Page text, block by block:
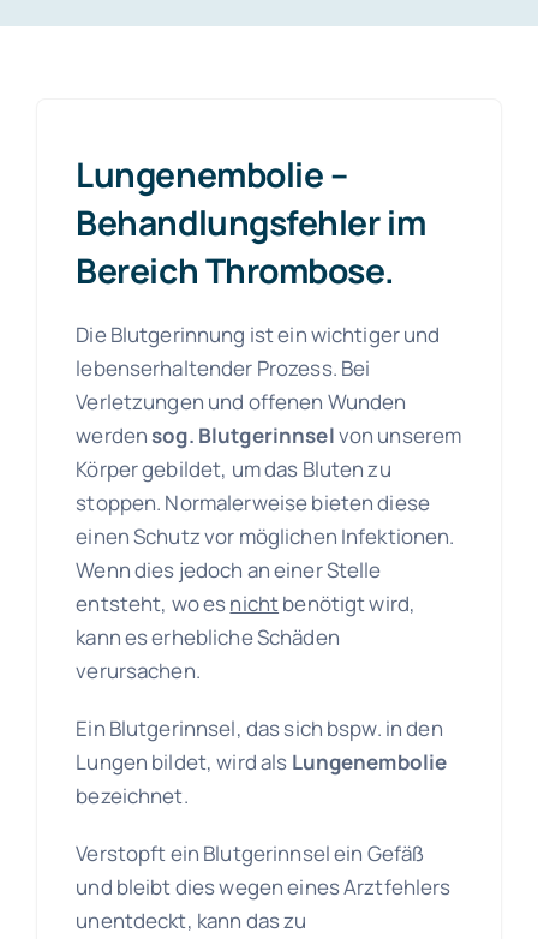
Kontakt
Lungenembolie –
Behandlungsfehler im
Bereich Thrombose.
Die Blutgerinnung ist ein wichtiger und
lebenserhaltender Prozess. Bei
Verletzungen und offenen Wunden
werden sog. Blutgerinnselvon unserem
Körper gebildet, um das Bluten zu
stoppen. Normalerweise bieten diese
einen Schutz vor möglichen Infektionen.
Wenn dies jedoch an einer Stelle
entsteht, wo esnichtbenötigt wird,
kann es erhebliche Schäden
verursachen.
Ein Blutgerinnsel, das sich bspw. in den
Lungen bildet, wird als Lungenembolie
bezeichnet.
Verstopft ein Blutgerinnsel ein Gefäß
und bleibt dies wegen eines Arztfehlers
unentdeckt, kann das zu